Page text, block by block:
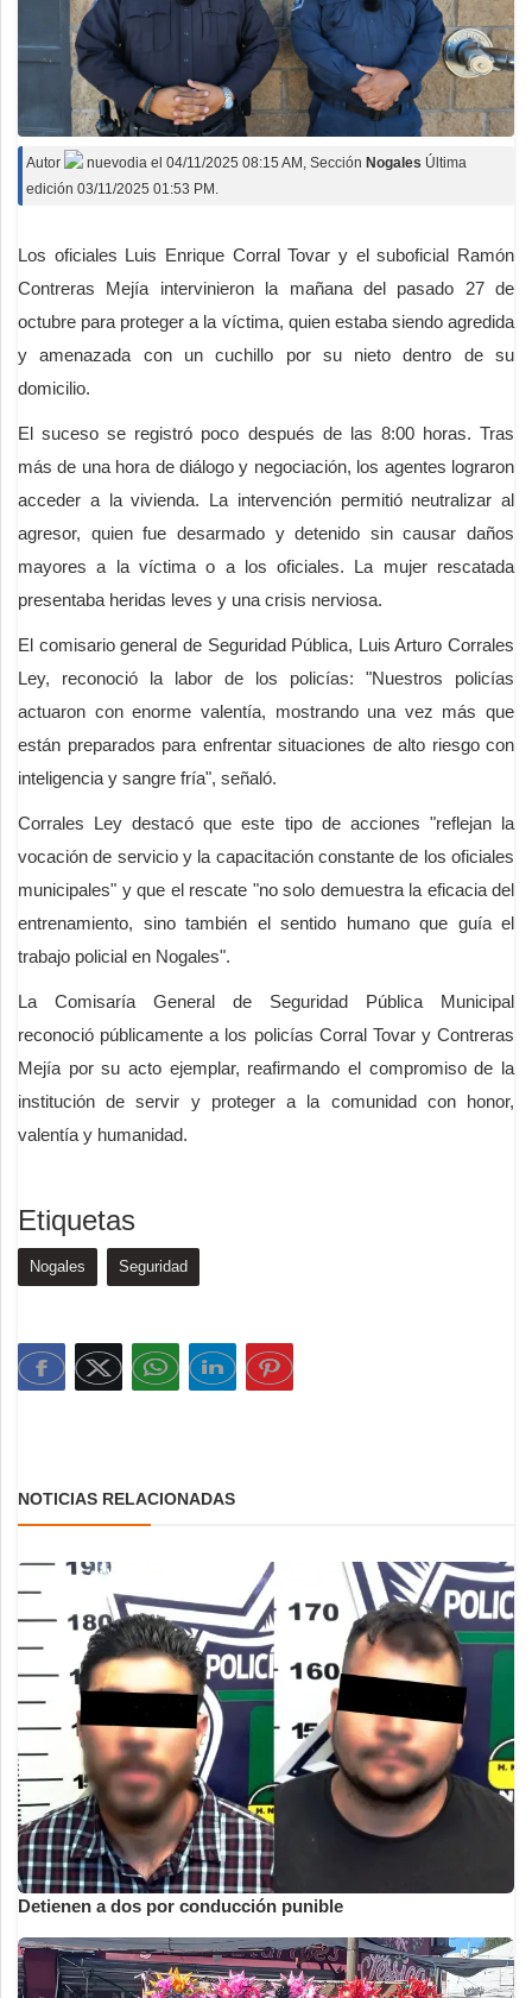
Autor nuevodia el 04/11/2025 08:15 AM , Sección Nogales Última
edición 03/11/2025 01:53 PM.
Los oficiales Luis Enrique Corral Tovar y el suboficial Ramón
Contreras Mejía intervinieron la mañana del pasado 27 de
octubre para proteger a la víctima, quien estaba siendo agredida
y amenazada con un cuchillo por su nieto dentro de su
domicilio.
El suceso se registró poco después de las 8:00 horas. Tras
más de una hora de diálogo y negociación, los agentes lograron
acceder a la vivienda. La intervención permitió neutralizar al
agresor, quien fue desarmado y detenido sin causar daños
mayores a la víctima o a los oficiales. La mujer rescatada
presentaba heridas leves y una crisis nerviosa.
El comisario general de Seguridad Pública, Luis Arturo Corrales
Ley, reconoció la labor de los policías: "Nuestros policías
actuaron con enorme valentía, mostrando una vez más que
están preparados para enfrentar situaciones de alto riesgo con
inteligencia y sangre fría", señaló.
Corrales Ley destacó que este tipo de acciones "reflejan la
vocación de servicio y la capacitación constante de los oficiales
municipales" y que el rescate "no solo demuestra la eficacia del
entrenamiento, sino también el sentido humano que guía el
trabajo policial en Nogales".
La Comisaría General de Seguridad Pública Municipal
reconoció públicamente a los policías Corral Tovar y Contreras
Mejía por su acto ejemplar, reafirmando el compromiso de la
institución de servir y proteger a la comunidad con honor,
valentía y humanidad.
Etiquetas
Nogales Seguridad
NOTICIAS RELACIONADAS
Detienen a dos por conducción punible